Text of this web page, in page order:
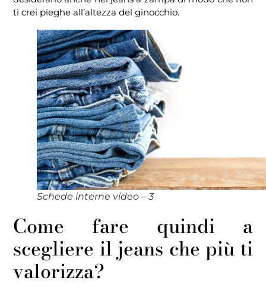
ti crei pieghe all’altezza del ginocchio.
Schede interne video – 3
Come fare quindi a
scegliere il jeans che più ti
valorizza?